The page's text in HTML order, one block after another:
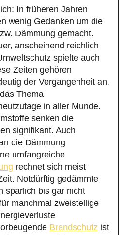
In früheren Jahren
wenig Gedanken um die
Dämmung gemacht.
anscheinend reichlich
spielte auch
Zeiten gehören
der Vergangenheit an.
Thema
in aller Munde.
senken die
signifikant. Auch
die Dämmung
umfangreiche
rechnet sich meist
Notdürftig gedämmte
spärlich bis gar nicht
manchmal zweistellige
Brandschutz ist